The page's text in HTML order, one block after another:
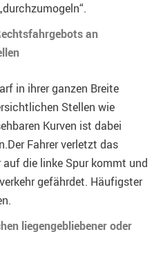
an
in ihrer ganzen Breite
Stellen wie
Kurven ist dabei
Fahrer verletzt das
die linke Spur kommt und
gefährdet. Häufigster
liegengebliebener oder